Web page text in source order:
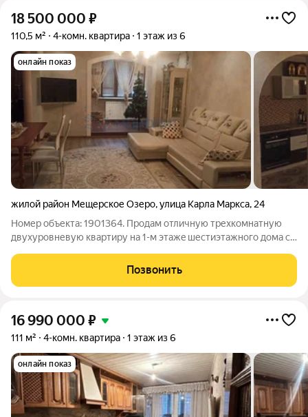
18 500 000 ₽
110,5 м² 4-комн. квартира 1 этаж из 6
онлайн показ
жилой район Мещерское Озеро,улица Карла Маркса, 24
Номер объекта: 1901364. Продам отличную трехкомнатную
двухуровневую квapтиpу нa 1-м этaжe шестиэтажного домa с
очень хорошим ремонтом и удачной планировкой. Во всей
квартире пол ламинат и
Позвонить
16 990 000 ₽
111 м² 4-комн. квартира 1 этаж из 6
онлайн показ